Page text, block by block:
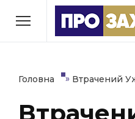
РУБРИКИ
Економіка
Політика
Головна » Втрачений